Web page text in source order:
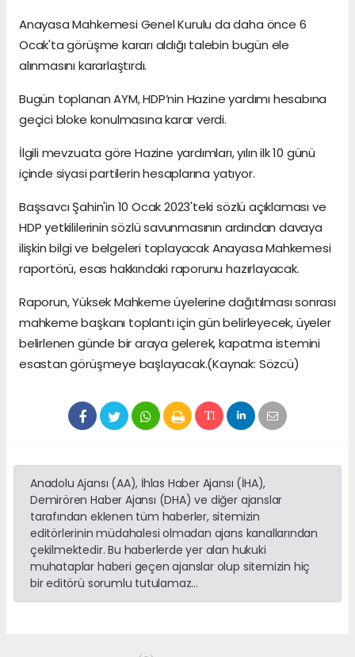
Anayasa Mahkemesi Genel Kurulu da daha önce 6
Ocak'ta görüşme kararı aldığı talebin bugün ele
alınmasını kararlaştırdı.
Bugün toplanan AYM, HDP’nin Hazine yardımı hesabına
geçici bloke konulmasına karar verdi.
İlgili mevzuata göre Hazine yardımları, yılın ilk 10 günü
içinde siyasi partilerin hesaplarına yatıyor.
Başsavcı Şahin'in 10 Ocak 2023'teki sözlü açıklaması ve
HDP yetkililerinin sözlü savunmasının ardından davaya
ilişkin bilgi ve belgeleri toplayacak Anayasa Mahkemesi
raportörü, esas hakkındaki raporunu hazırlayacak.
Raporun, Yüksek Mahkeme üyelerine dağıtılması sonrası
mahkeme başkanı toplantı için gün belirleyecek, üyeler
belirlenen günde bir araya gelerek, kapatma istemini
esastan görüşmeye başlayacak.(Kaynak: Sözcü)
Anadolu Ajansı (AA), İhlas Haber Ajansı (İHA),
Demirören Haber Ajansı (DHA) ve diğer ajanslar
tarafından eklenen tüm haberler, sitemizin
editörlerinin müdahalesi olmadan ajans kanallarından
çekilmektedir. Bu haberlerde yer alan hukuki
muhataplar haberi geçen ajanslar olup sitemizin hiç
bir editörü sorumlu tutulamaz...